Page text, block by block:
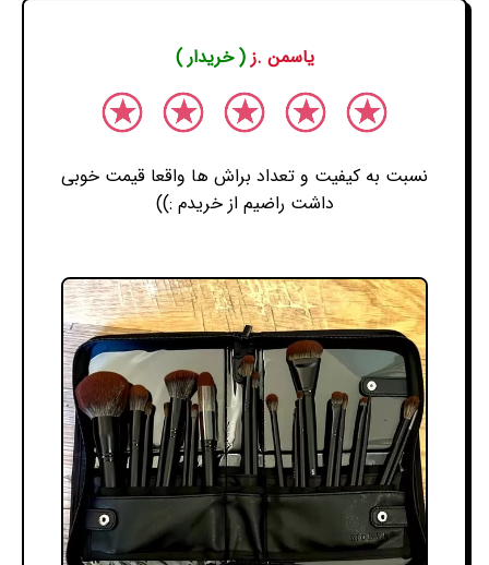
یاسمن .ز( خریدار )
نسبت به کیفیت و تعداد براش ها واقعا قیمت خوبی
داشت راضیم از خریدم :))